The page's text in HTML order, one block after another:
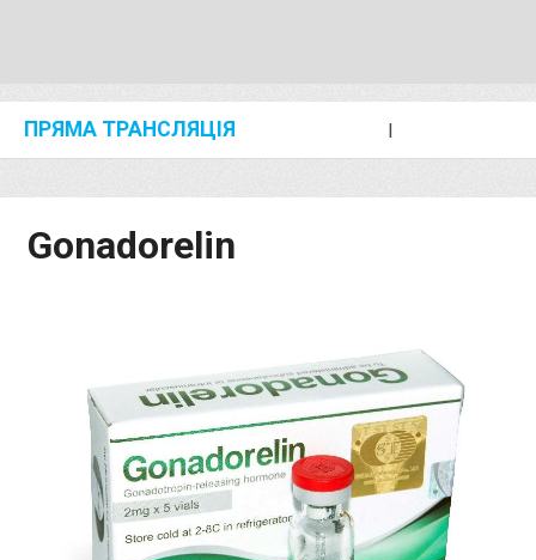
ПРЯМА ТРАНСЛЯЦІЯ I
Gonadorelin